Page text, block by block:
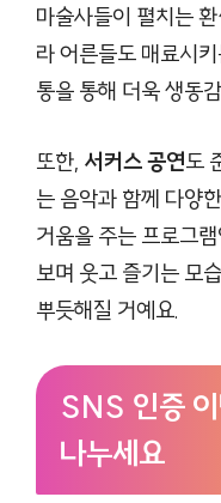
마술사들이 펼치는
라 어른들도 매료시
통을 통해 더욱 생동
또한, 서커스 공연도
는 음악과 함께 다양
거움을 주는 프로그
보며 웃고 즐기는 모
뿌듯해질 거예요.
SNS 인증
나누세요